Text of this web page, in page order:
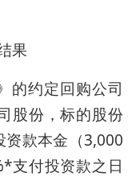
果
的约定回购公司
股份，标的股份
资款本金（3,000
支付投资款之日